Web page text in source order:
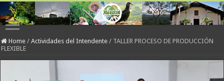
Home / Actividades del Intendente / TALLER PROCESO DE PRODUCCIÓN
FLEXIBLE